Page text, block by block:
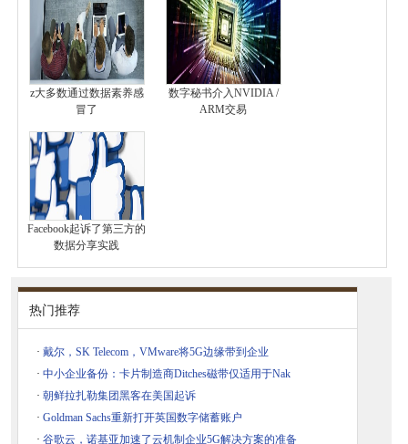
z大多数通过数据素养感
冒了
数字秘书介入NVIDIA /
ARM交易
Facebook起诉了第三方的
数据分享实践
热门推荐
· 戴尔，SK Telecom，VMware将5G边缘带到企业
· 中小企业备份：卡片制造商Ditches磁带仅适用于Nak
· 朝鲜拉扎勒集团黑客在美国起诉
· Goldman Sachs重新打开英国数字储蓄账户
· 谷歌云，诺基亚加速了云机制企业5G解决方案的准备